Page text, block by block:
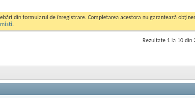
din formularul de înregistrare. Completarea acestora nu garantează
.
Rezultate 1 la 10 din